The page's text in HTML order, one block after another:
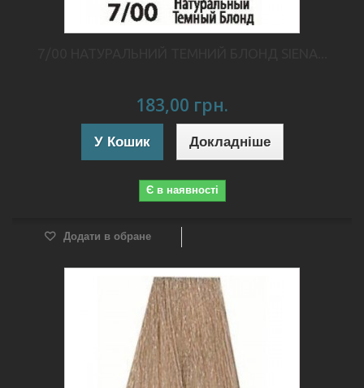
183,00 грн.
У Кошик Докладніше
Є в наявності
Додати в обране